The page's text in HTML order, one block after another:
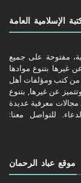
الإسلامية العامة
مفتوحة على جميع
غيرها بتنوع موادها
من كتب ومؤلفات أهل
عن غيرها, بتنوع
معرفية عديدة
للتواصل معنا:
موقع عباد الرحمان